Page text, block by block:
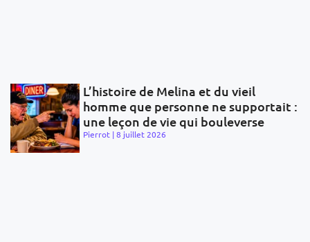
L’histoire de Melina et du vieil
homme que personne ne supportait :
une leçon de vie qui bouleverse
Pierrot 8 juillet 2026